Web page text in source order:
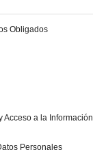
Obligados
Acceso a la Información
Personales